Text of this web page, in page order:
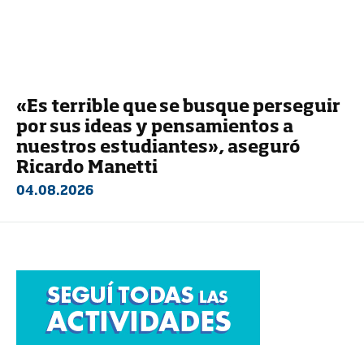
«Es terrible que se busque perseguir
por sus ideas y pensamientos a
nuestros estudiantes», aseguró
Ricardo Manetti
04.08.2026